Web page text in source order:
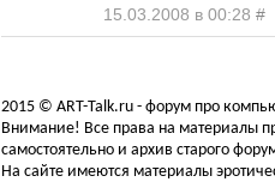
15.03.2008 в 00:28 #
2015 © ART-Talk.ru - форум про
Внимание! Все права на материалы
самостоятельно и архив старого
На сайте имеются материалы